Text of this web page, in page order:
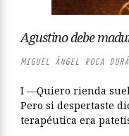
Agustino debe
MIGUEL ÁNGEL ROCA
I —Quiero rienda
Pero si despertaste
terapéutica era